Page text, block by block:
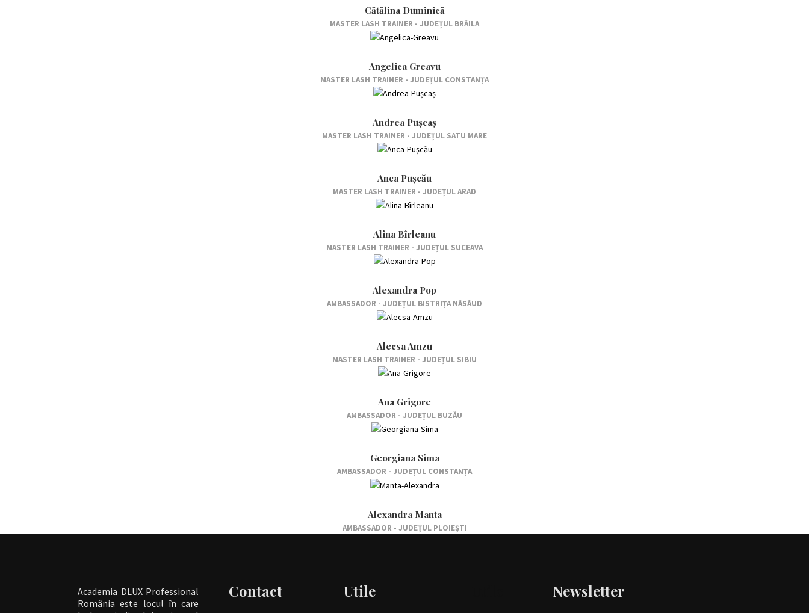
Cătălina Duminică
MASTER LASH TRAINER - JUDEȚUL BRĂILA
Angelica Greavu
MASTER LASH TRAINER - JUDEȚUL CONSTANȚA
Andrea Pușcaș
MASTER LASH TRAINER - JUDEȚUL SATU MARE
Anca Pușcău
MASTER LASH TRAINER - JUDEȚUL ARAD
Alina Bîrleanu
MASTER LASH TRAINER - JUDEȚUL SUCEAVA
Alexandra Pop
AMBASSADOR - JUDEȚUL BISTRIȚA NĂSĂUD
Alecsa Amzu
MASTER LASH TRAINER - JUDEȚUL SIBIU
Ana Grigore
AMBASSADOR - JUDEȚUL BUZĂU
Georgiana Sima
AMBASSADOR - JUDEȚUL CONSTANȚA
Alexandra Manta
AMBASSADOR - JUDEȚUL PLOIEȘTI
Academia DLUX Professional
România este locul în care
Contact Utile Newsletter